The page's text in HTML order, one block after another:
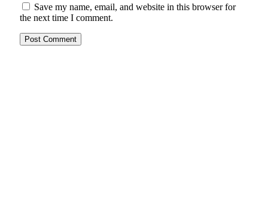
Save my name, email, and website in this browser for
the next time I comment.